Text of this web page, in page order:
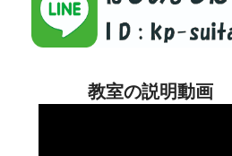
教室の説明動画